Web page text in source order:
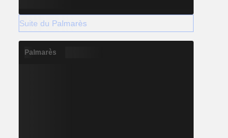
Suite du Palmarès
Palmarès